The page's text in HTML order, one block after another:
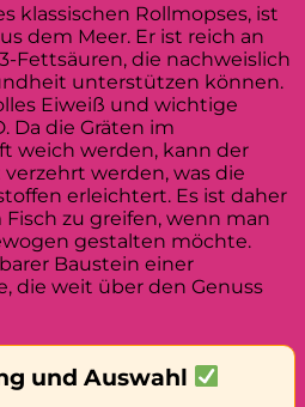
klassischen Rollmopses, ist
dem Meer. Er ist reich an
Fettsäuren, die nachweislich
unterstützen können.
Eiweiß und wichtige
Da die Gräten im
weich werden, kann der
werden, was die
erleichtert. Es ist daher
zu greifen, wenn man
gestalten möchte.
Baustein einer
die weit über den Genuss
und Auswahl